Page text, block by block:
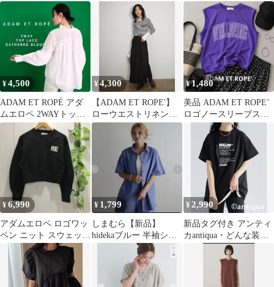
ザラ
ットパンツ ウール ブル
ネンライク 夏着心地
¥4,500
ADAM ET ROPÉ アダ
ムエロペ 2WAYトップ
レースギャザーブラウ
¥4,300
【ADAM ET ROPE'】
ローウエストリネンス
カート
¥1,480
美品 ADAM ET ROPE’
ロゴノースリーブスウ
ェット パープル コット
¥6,990
アダムエロペ ロゴワッ
ペン ニット スウェット
ショート丈 ブラック 36
美品
¥ 1,799
しまむら【新品】
hidekaブルー 半袖シャ
ツ Lサイズ
¥2,990
新品タグ付き アンティ
カantiqua・どんな装い
でもキマる。ロゴTシ